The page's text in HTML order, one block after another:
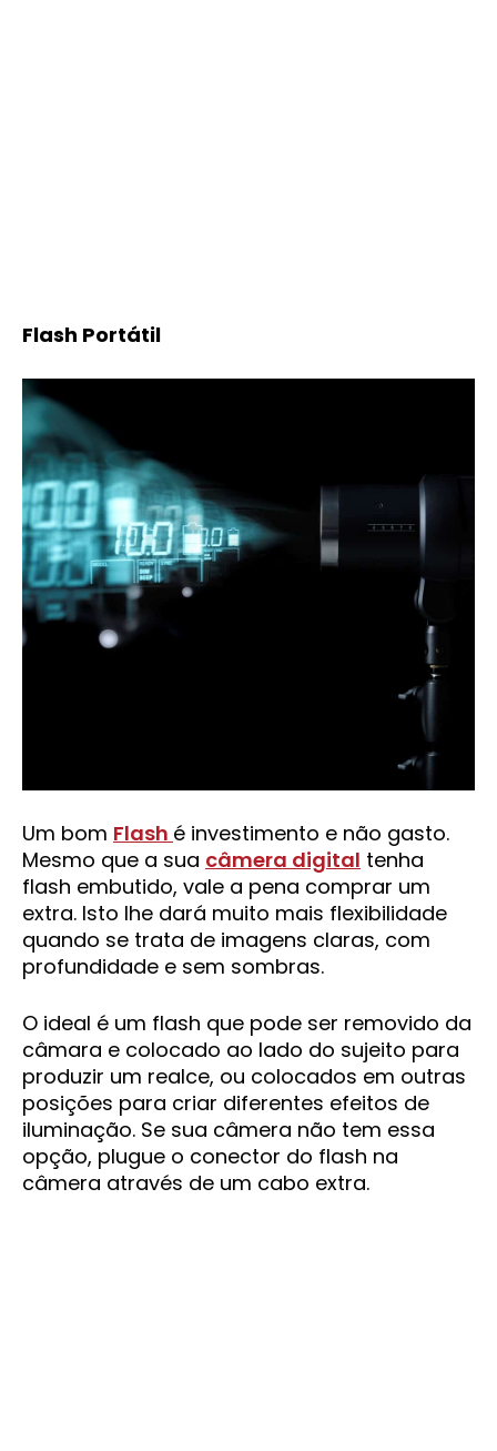
Flash Portátil
Um bom Flash é investimento e não gasto.
Mesmo que a sua câmera digital tenha
flash embutido, vale a pena comprar um
extra. Isto lhe dará muito mais flexibilidade
quando se trata de imagens claras, com
profundidade e sem sombras.
O ideal é um flash que pode ser removido da
câmara e colocado ao lado do sujeito para
produzir um realce, ou colocados em outras
posições para criar diferentes efeitos de
iluminação. Se sua câmera não tem essa
opção, plugue o conector do flash na
câmera através de um cabo extra.